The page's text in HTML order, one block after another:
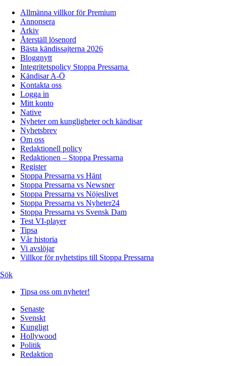
Allmänna villkor för Premium
Annonsera
Arkiv
Återställ lösenord
Bästa kändissajterna 2026
Bloggnytt
Integritetspolicy Stoppa Pressarna
Kändisar A-Ö
Kontakta oss
Logga in
Mitt konto
Native
Nyheter om kungligheter och kändisar
Nyhetsbrev
Om oss
Redaktionell policy
Redaktionen – Stoppa Pressarna
Register
Stoppa Pressarna vs Hänt
Stoppa Pressarna vs Newsner
Stoppa Pressarna vs Nöjeslivet
Stoppa Pressarna vs Nyheter24
Stoppa Pressarna vs Svensk Dam
Test VI-player
Tipsa
Vår historia
Vi avslöjar
Villkor för nyhetstips till Stoppa Pressarna
Sök
Tipsa oss om nyheter!
Senaste
Svenskt
Kungligt
Hollywood
Politik
Redaktion